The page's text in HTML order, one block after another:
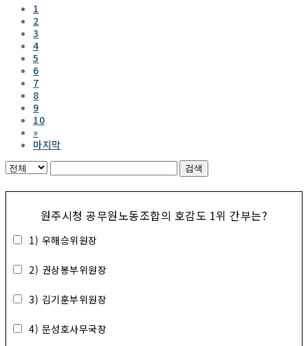
1
2
3
4
5
6
7
8
9
10
»
마지막
검색
원주시청 공무원노동조합의 호감도 1위 간부는?
1) 우해승위원장
2) 권상봉부위원장
3) 김기훈부위원장
4) 문성호사무국장